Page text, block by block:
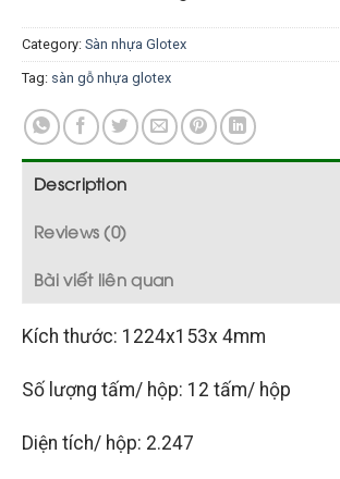
Category: Sàn nhựa Glotex
Tag: sàn gỗ nhựa glotex
Description
Reviews (0)
Bài viết liên quan
Kích thước: 1224x153x 4mm
Số lượng tấm/ hộp: 12 tấm/ hộp
Diện tích/ hộp: 2.247